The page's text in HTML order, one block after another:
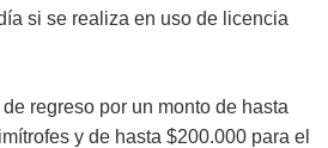
si se realiza en uso de licencia
regreso por un monto de hasta
y de hasta $200.000 para el